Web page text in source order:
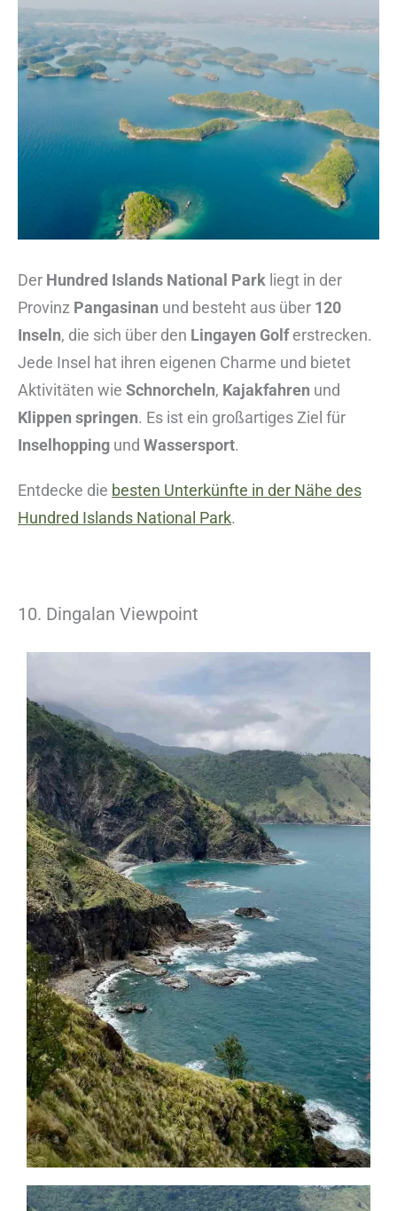
Der Hundred Islands National Park liegt in der
Provinz Pangasinan und besteht aus über 120
Inseln, die sich über den Lingayen Golferstrecken.
Jede Insel hat ihren eigenen Charme und bietet
Aktivitäten wie Schnorcheln, Kajakfahren und
Klippen springen. Es ist ein großartiges Ziel für
Inselhopping und Wassersport.
Entdecke die besten Unterkünfte in der Nähe des
Hundred Islands National Park.
10. Dingalan Viewpoint